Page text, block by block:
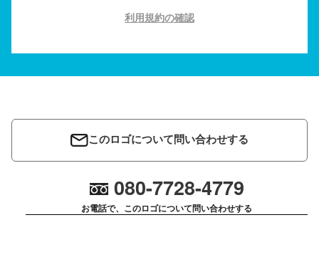
利用規約の確認
このロゴについて問い合わせする
080-7728-4779
お電話で、このロゴについて問い合わせする